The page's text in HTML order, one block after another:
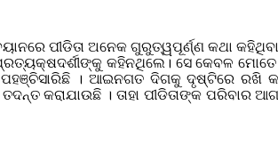
ପୀଡିତା ଅନେକ ଗୁରୁତ୍ୱପୂର୍ଣ୍ଣ କଥା
କହିନଥିଲେ। ସେ କେବଳ
। ଆଇନଗତ ଦିଗକୁ ଦୃଷ୍ଟିରେ ରଖି
କରାଯାଉଛି । ତାହା ପୀଡିତାଙ୍କ